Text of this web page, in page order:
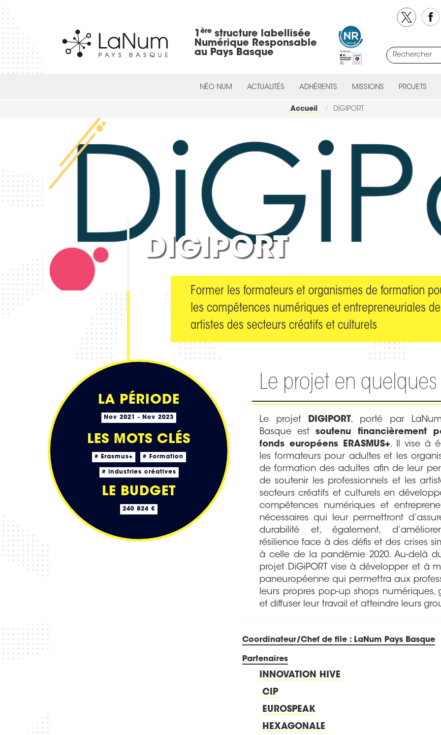
1 èrestructure labellisée
Numérique Responsable
au Pays Basque
NÉO NUM ACTUALITÉS ADHÉRENTS MISSIONS PROJETS
Accueil DIGIPORT
DIGIPORT
Former les formateurs et organismes de formation
les compétences numériques et entrepreneuriales
artistes des secteurs créatifs et culturels
LA PÉRIODE
Nov 2021 - Nov 2023
LES MOTS CLÉS
# Erasmus+ # Formation
# industries créatives
LE BUDGET
240 824 €
Le projet en
Le projet DIGIPORT, porté par
Basque estsoutenu financièrement
fonds européens ERASMUS+. Il vise à
les formateurs pour adultes et les
de formation des adultes afin de leur
de soutenir les professionnels et les
secteurs créatifs et culturels en
compétences numériques et
nécessaires qui leur permettront
durabilité et, également,
résilience face à des défis et des crises
à celle de la pandémie 2020. Au-delà
projet DiGiPORT vise à développer et à
paneuropéenne qui permettra aux
leurs propres pop-up shops
et diffuser leur travail et atteindre leurs
Coordinateur/Chef de file : LaNum Pays Basque
Partenaires
INNOVATION HIVE
CIP
EUROSPEAK
HEXAGONALE